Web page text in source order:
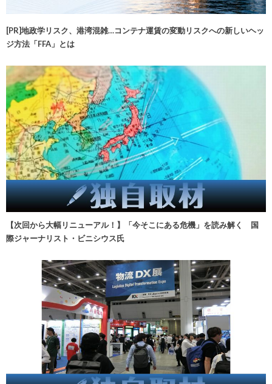
[PR]地政学リスク、港湾混雑…コンテナ運賃の変動リスクへの新しいヘッ
ジ方法「FFA」とは
【次回から大幅リニューアル！】「今そこにある危機」を読み解く 国
際ジャーナリスト・ビニシウス氏